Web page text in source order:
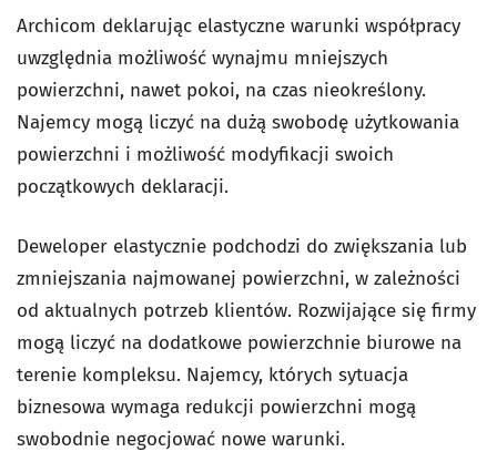
Archicom deklarując elastyczne warunki współpracy
uwzględnia możliwość wynajmu mniejszych
powierzchni, nawet pokoi, na czas nieokreślony.
Najemcy mogą liczyć na dużą swobodę użytkowania
powierzchni i możliwość modyfikacji swoich
początkowych deklaracji.
Deweloper elastycznie podchodzi do zwiększania lub
zmniejszania najmowanej powierzchni, w zależności
od aktualnych potrzeb klientów. Rozwijające się firmy
mogą liczyć na dodatkowe powierzchnie biurowe na
terenie kompleksu. Najemcy, których sytuacja
biznesowa wymaga redukcji powierzchni mogą
swobodnie negocjować nowe warunki.